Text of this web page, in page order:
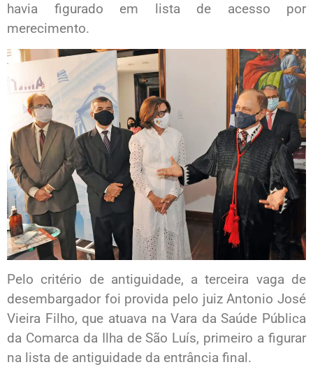
havia figurado em lista de acesso por
merecimento.
Pelo critério de antiguidade, a terceira vaga de
desembargador foi provida pelo juiz Antonio José
Vieira Filho, que atuava na Vara da Saúde Pública
da Comarca da Ilha de São Luís, primeiro a figurar
na lista de antiguidade da entrância final.